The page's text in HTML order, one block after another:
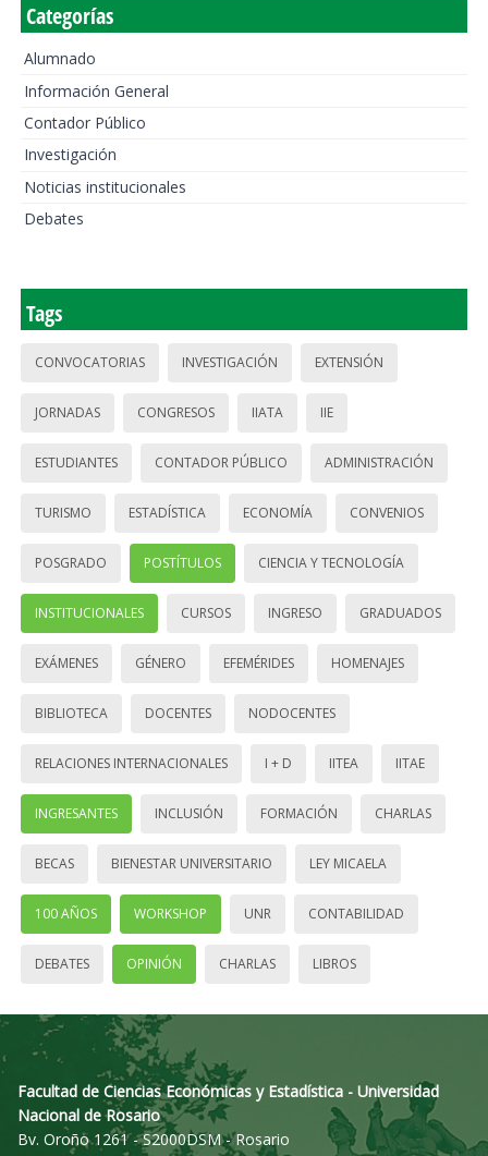
Categorías
Alumnado
Información General
Contador Público
Investigación
Noticias institucionales
Debates
Tags
CONVOCATORIAS INVESTIGACIÓN EXTENSIÓN
JORNADAS CONGRESOS IIATA IIE
ESTUDIANTES CONTADOR PÚBLICO ADMINISTRACIÓN
TURISMO ESTADÍSTICA ECONOMÍA CONVENIOS
POSGRADO POSTÍTULOS CIENCIA Y TECNOLOGÍA
INSTITUCIONALES CURSOS INGRESO GRADUADOS
EXÁMENES GÉNERO EFEMÉRIDES HOMENAJES
BIBLIOTECA DOCENTES NODOCENTES
RELACIONES INTERNACIONALES I + D IITEA IITAE
INGRESANTES INCLUSIÓN FORMACIÓN CHARLAS
BECAS BIENESTAR UNIVERSITARIO LEY MICAELA
100 AÑOS WORKSHOP UNR CONTABILIDAD
DEBATES OPINIÓN CHARLAS LIBROS
Facultad de Ciencias Económicas y Estadística - Universidad
Nacional de Rosario
Bv. Oroño 1261 - S2000DSM - Rosario